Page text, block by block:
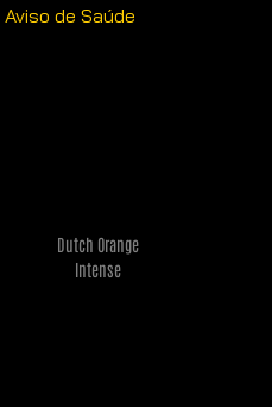
Aviso de Saúde
Dutch Orange
Intense
€ 7,95
Ler mais